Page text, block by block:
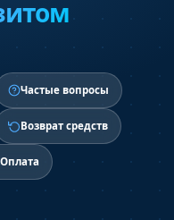
Частые вопросы
Возврат средств
Оплата